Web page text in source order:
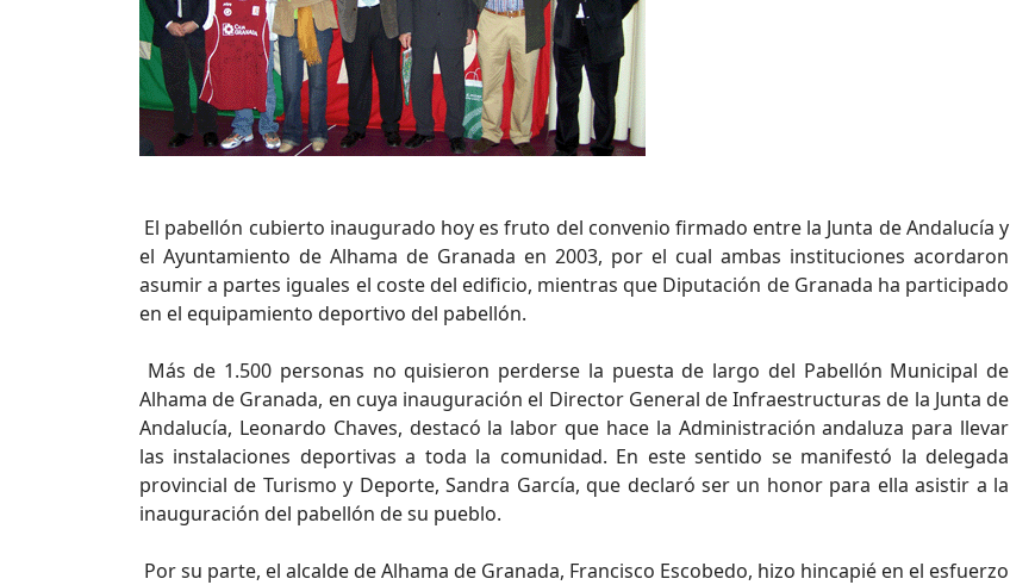
El pabellón cubierto inaugurado hoy es fruto del convenio firmado entre la Junta de Andalucía y
el Ayuntamiento de Alhama de Granada en 2003, por el cual ambas instituciones acordaron
asumir a partes iguales el coste del edificio, mientras que Diputación de Granada ha participado
en el equipamiento deportivo del pabellón.
Más de 1.500 personas no quisieron perderse la puesta de largo del Pabellón Municipal de
Alhama de Granada, en cuya inauguración el Director General de Infraestructuras de la Junta de
Andalucía, Leonardo Chaves, destacó la labor que hace la Administración andaluza para llevar
las instalaciones deportivas a toda la comunidad. En este sentido se manifestó la delegada
provincial de Turismo y Deporte, Sandra García, que declaró ser un honor para ella asistir a la
inauguración del pabellón de su pueblo.
Por su parte, el alcalde de Alhama de Granada, Francisco Escobedo, hizo hincapié en el esfuerzo